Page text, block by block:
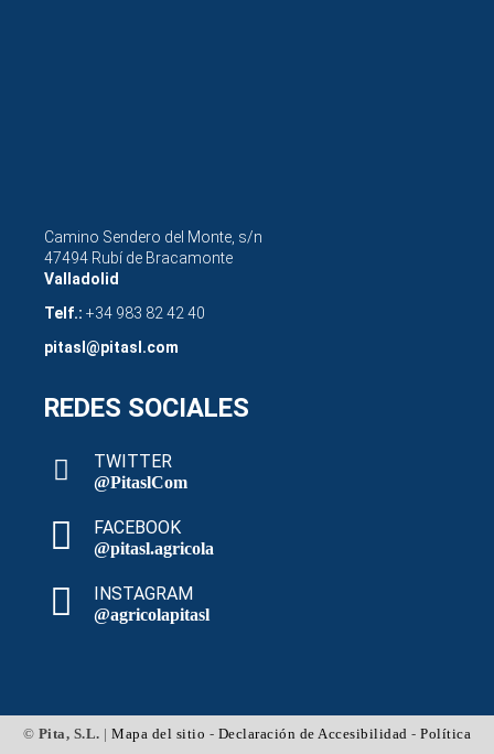
Camino Sendero del Monte, s/n
47494 Rubí de Bracamonte
Valladolid
Telf.: +34 983 82 42 40
pitasl@pitasl.com
REDES SOCIALES
TWITTER
@PitaslCom
FACEBOOK
@pitasl.agricola
INSTAGRAM
@agricolapitasl
© Pita, S.L. |Mapa del sitio - Declaración de Accesibilidad -Política